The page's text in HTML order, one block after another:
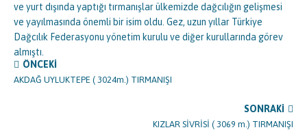
ve yurt dışında yaptığı tırmanışlar ülkemizde dağcılığın gelişmesi
ve yayılmasında önemli bir isim oldu. Gez, uzun yıllar Türkiye
Dağcılık Federasyonu yönetim kurulu ve diğer kurullarında görev
almıştı.
ÖNCEKI
AKDAĞ UYLUKTEPE ( 3024m.) TIRMANIŞI
SONRAKI
KIZLAR SİVRİSİ ( 3069 m.) TIRMANIŞI